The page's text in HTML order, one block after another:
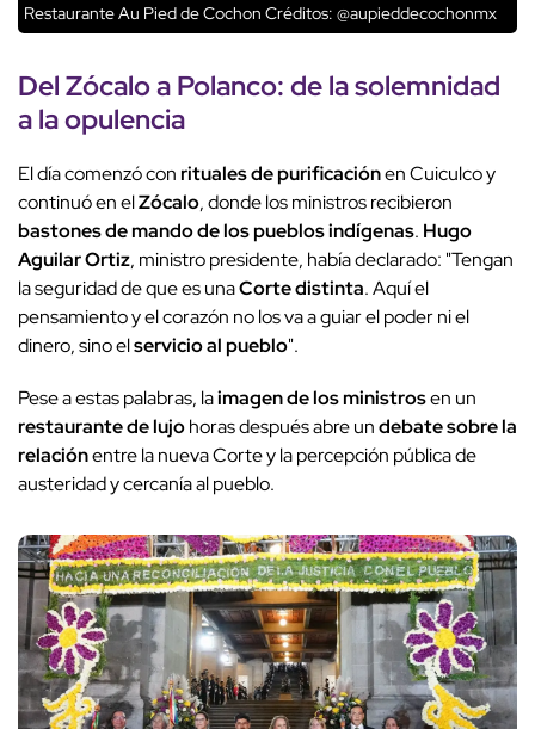
Restaurante Au Pied de Cochon Créditos: @aupieddecochonmx
DelZócaloa Polanco: de la solemnidad
a la opulencia
El día comenzó conrituales de purificaciónen Cuiculco y
continuó en elZócalo, donde los ministros recibieron
bastones de mando de los pueblos indígenas. Hugo
Aguilar Ortiz, ministro presidente, había declarado: "Tengan
la seguridad de que es unaCorte distinta. Aquí el
pensamiento y el corazón no los va a guiar el poder ni el
dinero, sino elservicio al pueblo".
Pese a estas palabras, laimagen de los ministrosen un
restaurante de lujohoras después abre undebate sobre la
relaciónentre la nueva Corte y la percepción pública de
austeridad y cercanía al pueblo.